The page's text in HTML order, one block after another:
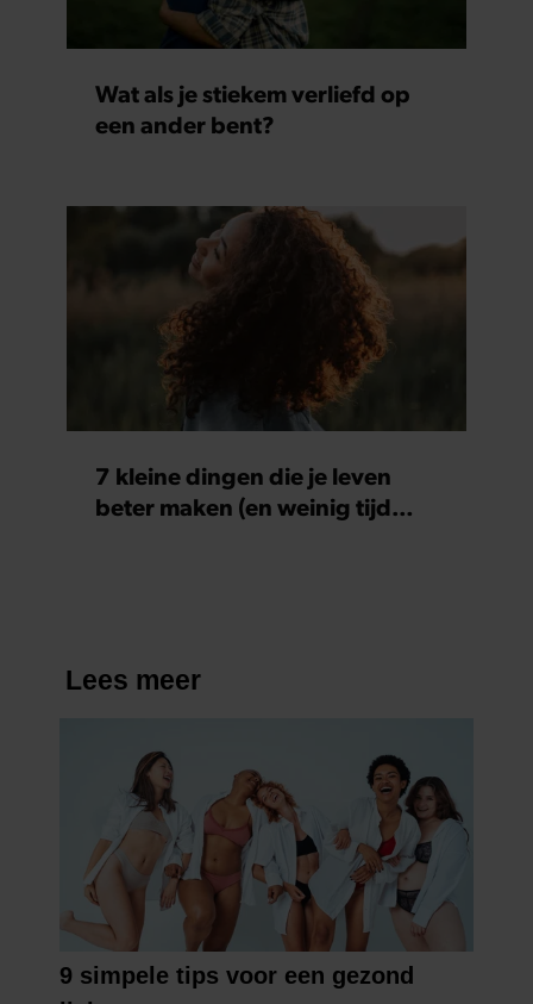
Wat als je stiekem verliefd op
een ander bent?
7 kleine dingen die je leven
beter maken (en weinig tijd